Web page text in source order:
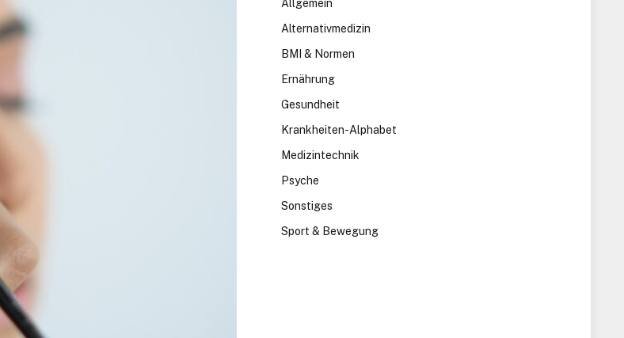
Allgemein
Alternativmedizin
BMI & Normen
Ernährung
Gesundheit
Krankheiten-Alphabet
Medizintechnik
Psyche
Sonstiges
Sport & Bewegung